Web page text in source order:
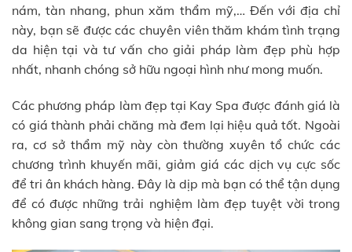
nám, tàn nhang, phun xăm thẩm mỹ,… Đến với địa chỉ
này, bạn sẽ được các chuyên viên thăm khám tình trạng
da hiện tại và tư vấn cho giải pháp làm đẹp phù hợp
nhất, nhanh chóng sở hữu ngoại hình như mong muốn.
Các phương pháp làm đẹp tại Kay Spa được đánh giá là
có giá thành phải chăng mà đem lại hiệu quả tốt. Ngoài
ra, cơ sở thẩm mỹ này còn thường xuyên tổ chức các
chương trình khuyến mãi, giảm giá các dịch vụ cực sốc
để tri ân khách hàng. Đây là dịp mà bạn có thể tận dụng
để có được những trải nghiệm làm đẹp tuyệt vời trong
không gian sang trọng và hiện đại.